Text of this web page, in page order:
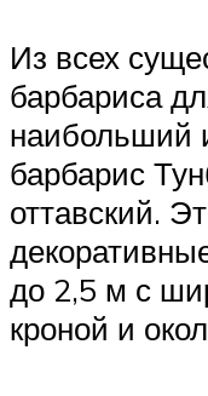
Из всех
барбариса
наибольший
барбарис
оттавский.
до 2,5 м с
кроной и